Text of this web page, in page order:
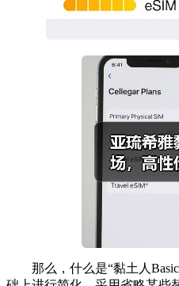
那么，什么是“黏土人